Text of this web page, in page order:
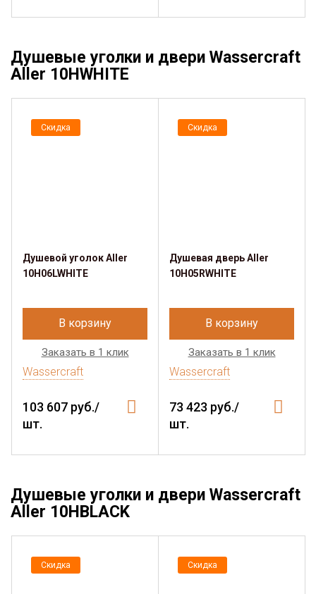
Душевые уголки и двери Wassercraft
Aller 10HWHITE
Скидка
Душевой уголок Aller
10H06LWHITE
В корзину
Заказать в 1 клик
Wassercraft
103 607 руб./
шт.
Скидка
Душевая дверь Aller
10H05RWHITE
В корзину
Заказать в 1 клик
Wassercraft
73 423 руб./
шт.
Душевые уголки и двери Wassercraft
Aller 10HBLACK
Скидка Скидка